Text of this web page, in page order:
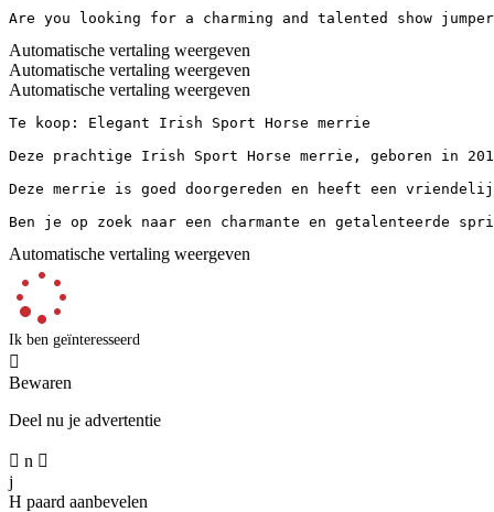
Are you looking for a charming and talented show
Automatische vertaling weergeven
Automatische vertaling weergeven
Automatische vertaling weergeven
Te koop: Elegant Irish Sport Horse merrie
Deze prachtige Irish Sport Horse merrie, geboren in
Deze merrie is goed doorgereden en heeft een
Ben je op zoek naar een charmante en getalenteerde
Automatische vertaling weergeven
Ik ben geïnteresseerd

Bewaren
Deel nu je advertentie
 n 
j
H paard aanbevelen